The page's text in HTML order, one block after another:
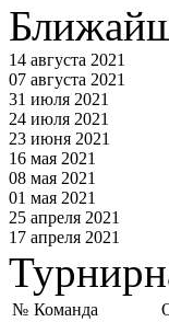
14 августа 2021
07 августа 2021
31 июля 2021
24 июля 2021
23 июня 2021
16 мая 2021
08 мая 2021
01 мая 2021
25 апреля 2021
17 апреля 2021
№ Команда